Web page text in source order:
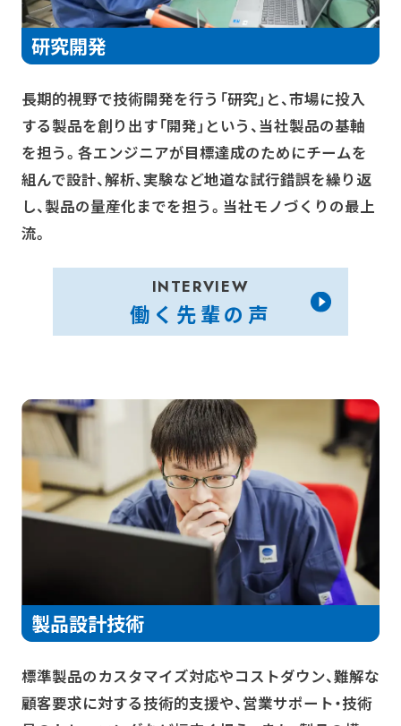
研究開発
長期的視野で技術開発を行う「研究」と、市場に投入
する製品を創り出す「開発」という、当社製品の基軸
を担う。 各エンジニアが目標達成のためにチームを
組んで設計、解析、実験など地道な試行錯誤を繰り返
し、製品の量産化までを担う。当社モノづくりの最上
流。
INTERVIEW
働く先輩の声
製品設計技術
標準製品のカスタマイズ対応やコストダウン、難解な
顧客要求に対する技術的支援や、営業サポート・技術